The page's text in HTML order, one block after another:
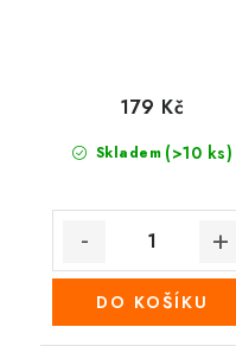
Skladem (>10 ks)
179 Kč
DO KOŠÍKU